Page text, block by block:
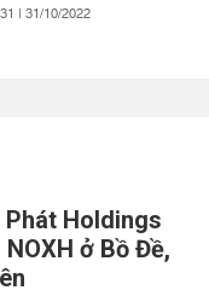
| 31/10/2022
Phát Holdings
ở Bồ Đề,